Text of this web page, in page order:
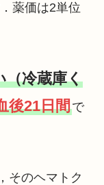
薬価は2単位
（冷蔵庫く
後21日間で
そのヘマトク